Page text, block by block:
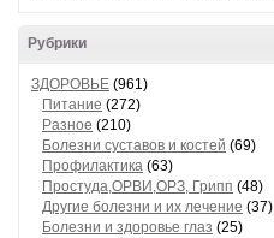
Рубрики
ЗДОРОВЬЕ (961)
Питание (272)
Разное (210)
Болезни суставов и костей (69)
Профилактика (63)
Простуда,ОРВИ,ОРЗ, Грипп (48)
Другие болезни и их лечение (37)
Болезни и здоровье глаз (25)